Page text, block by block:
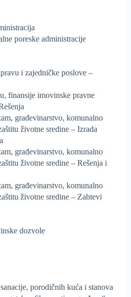
poreske administracije
i zajedničke poslove –
finansije imovinske pravne
građevinarstvo, komunalno
životne sredine – Izrada
građevinarstvo, komunalno
životne sredine – Rešenja i
građevinarstvo, komunalno
životne sredine – Zahtevi
dozvole
porodičnih kuća i stanova